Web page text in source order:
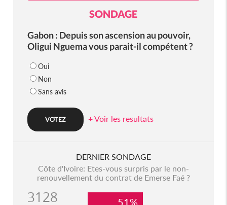
SONDAGE
Gabon : Depuis son ascension au pouvoir,
Oligui Nguema vous parait-il compétent ?
Oui
Non
Sans avis
+ Voir les resultats
DERNIER SONDAGE
Côte d'Ivoire: Etes-vous surpris par le non-
renouvellement du contrat de Emerse Faé ?
3128 51%